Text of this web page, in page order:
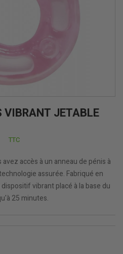
VIBRANT JETABLE
TTC
accès à un anneau de pénis à
assurée. Fabriqué en
vibrant placé à la base du
25 minutes.